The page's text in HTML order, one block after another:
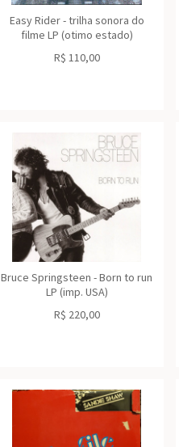
Easy Rider - trilha sonora do
filme LP (otimo estado)
R$ 110,00
Bruce Springsteen - Born to run
LP (imp. USA)
R$ 220,00